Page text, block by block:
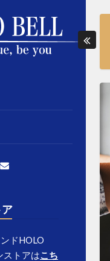
ア
ドHOLO
ストアはこち